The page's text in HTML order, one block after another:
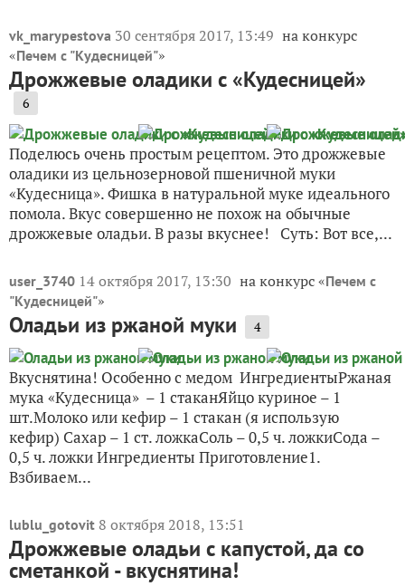
vk_marypestova 30 сентября 2017, 13:49 на конкурс
«Печем с "Кудесницей"»
Дрожжевые оладики с «Кудесницей»
6
Поделюсь очень простым рецептом. Это дрожжевые
оладики из цельнозерновой пшеничной муки
«Кудесница». Фишка в натуральной муке идеального
помола. Вкус совершенно не похож на обычные
дрожжевые оладьи. В разы вкуснее! Суть: Вот все,...
user_3740 14 октября 2017, 13:30 на конкурс «Печем с
"Кудесницей"»
Оладьи из ржаной муки 4
Вкуснятина! Особенно с медом ИнгредиентыРжаная
мука «Кудесница» – 1 стаканЯйцо куриное – 1
шт.Молоко или кефир – 1 стакан (я использую
кефир) Сахар – 1 ст. ложкаСоль – 0,5 ч. ложкиСода –
0,5 ч. ложки Ингредиенты Приготовление1.
Взбиваем...
lublu_gotovit 8 октября 2018, 13:51
Дрожжевые оладьи с капустой, да со
сметанкой - вкуснятина!